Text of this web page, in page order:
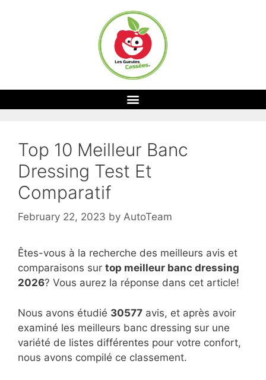
Top 10 Meilleur Banc
Dressing Test Et
Comparatif
February 22, 2023 by AutoTeam
Êtes-vous à la recherche des meilleurs avis et
comparaisons sur top meilleur banc dressing
2026? Vous aurez la réponse dans cet article!
Nous avons étudié 30577 avis, et après avoir
examiné les meilleurs banc dressing sur une
variété de listes différentes pour votre confort,
nous avons compilé ce classement.